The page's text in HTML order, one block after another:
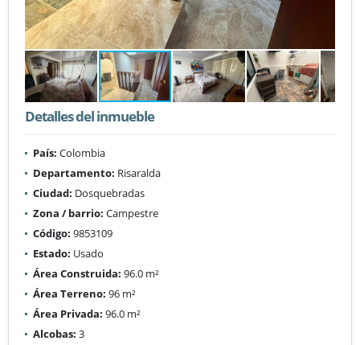
Detalles del inmueble
País: Colombia
Departamento: Risaralda
Ciudad: Dosquebradas
Zona / barrio: Campestre
Código: 9853109
Estado: Usado
Área Construida: 96.0 m²
Área Terreno: 96 m²
Área Privada: 96.0 m²
Alcobas: 3